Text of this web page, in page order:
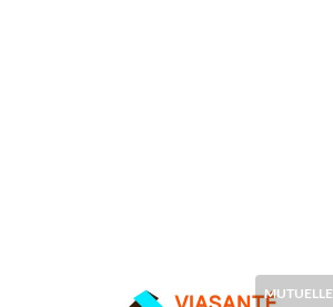
MUTUELLE